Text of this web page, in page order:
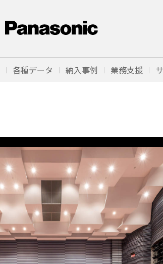
各種データ 納入事例 業務支援